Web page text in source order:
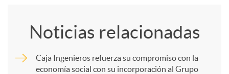
s
Noticias relacionadas
Caja Ingenieros refuerza su compromiso con la
economía social con su incorporación al Grupo